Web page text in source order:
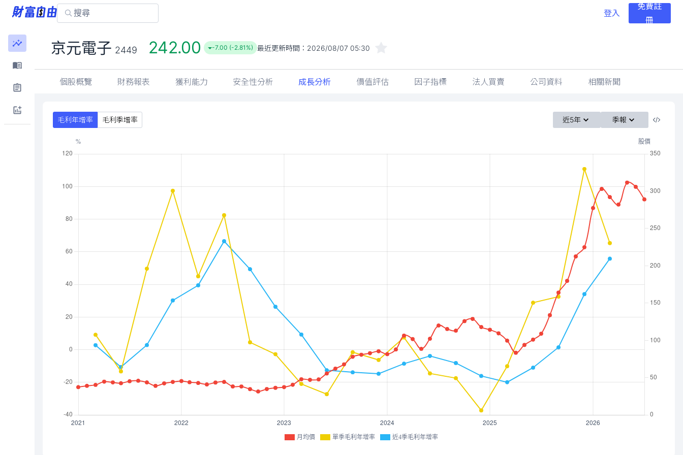
登入
免費註
冊
京元電子 2449 242.00 -7.00 (-2.81%) 最近更新時間： 2026/08/07 05:30
個股概覽 財務報表 獲利能力 安全性分析 成長分析 價值評估 因子指標 法人買賣 公司資料 相關新聞
毛利年增率 毛利季增率 近5年 季報
月均價 單季毛利年增率 近4季毛利年增率